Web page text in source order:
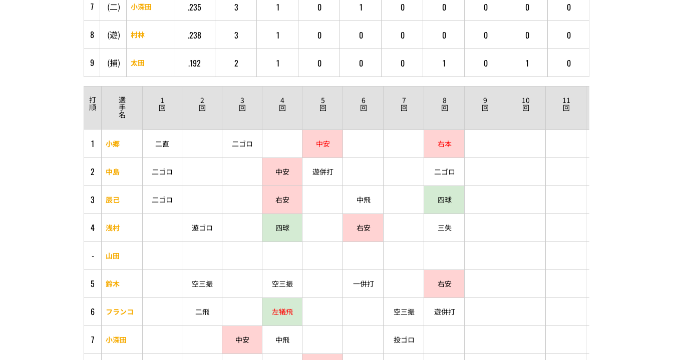
7 (二) 小深田 .235 3 1 0 1 0 0 0 0 0
8 (遊) 村林 .238 3 1 0 0 0 0 0 0 0
9 (捕) 太田 .192 2 1 0 0 0 1 0 1 0
打
順
選
手
名
1
回
2
回
3
回
4
回
5
回
6
回
7
回
8
回
9
回
10
回
11
回
1 小郷 二直 二ゴロ 中安 右本
2 中島 二ゴロ 中安 遊併打 二ゴロ
3 辰己 二ゴロ 右安 中飛 四球
4 浅村 遊ゴロ 四球 右安 三失
- 山田
5 鈴木 空三振 空三振 一併打 右安
6 フランコ 二飛 左犠飛 空三振 遊併打
7 小深田 中安 中飛 投ゴロ